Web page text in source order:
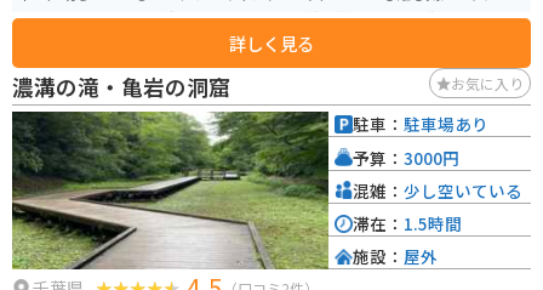
んびりと過ごすことが出来ます。夏でも木が生い茂っていて、涼しいです。
詳しく見る
濃溝の滝・亀岩の洞窟 お気に入り
駐車： 駐車場あり
予算： 3000円
混雑： 少し空いている
滞在： 1.5時間
施設： 屋外